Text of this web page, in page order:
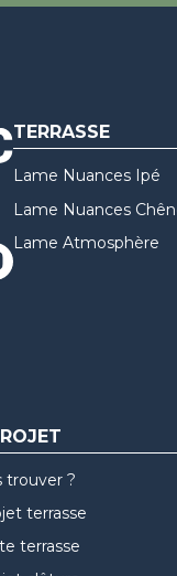
TERRASSE
Lame Nuances Ipé
Lame Nuances
Lame Atmosphère
trouver ?
terrasse
terrasse